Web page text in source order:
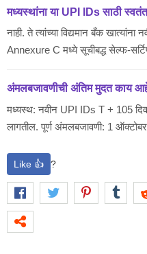
मध्यस्थांना या UPI IDs साठी
नाही. ते त्यांच्या विद्यमान बँक
Annexure C मध्ये सूचीबद्ध सेल्फ-
अंमलबजावणीची अंतिम मुदत काय
मध्यस्थ: नवीन UPI IDs T + 105
लागतील. पूर्ण अंमलबजावणी: 1
Like 👍 ?